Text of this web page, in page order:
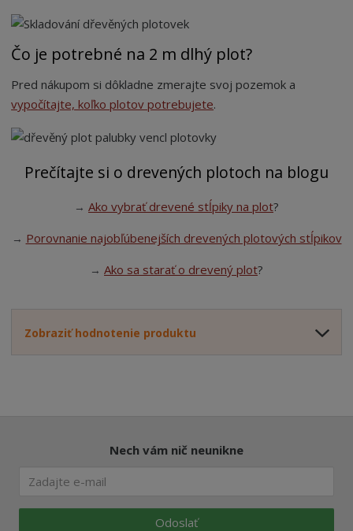
Čo je potrebné na 2 m dlhý plot?
Pred nákupom si dôkladne zmerajte svoj pozemok a
vypočítajte, koľko plotov potrebujete.
Prečítajte si o drevených plotoch na blogu
→ Ako vybrať drevené stĺpiky na plot?
→ Porovnanie najobľúbenejších drevených plotových stĺpikov
→ Ako sa starať o drevený plot?
Zobraziť hodnotenie produktu
Nech vám nič neunikne
Odoslať